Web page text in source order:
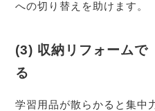
への切り替えを助けます。
(3) 収納リフォームで
る
学習用品が散らかると集中